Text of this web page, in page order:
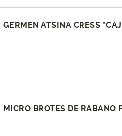
GERMEN ATSINA CRESS
MICRO BROTES DE RABANO